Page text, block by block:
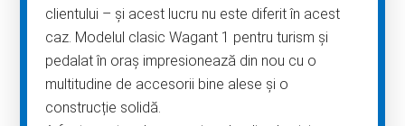
clientului – și acest lucru nu este diferit în acest
caz. Modelul clasic Wagant 1 pentru turism și
pedalat în oraș impresionează din nou cu o
multitudine de accesorii bine alese și o
construcție solidă.